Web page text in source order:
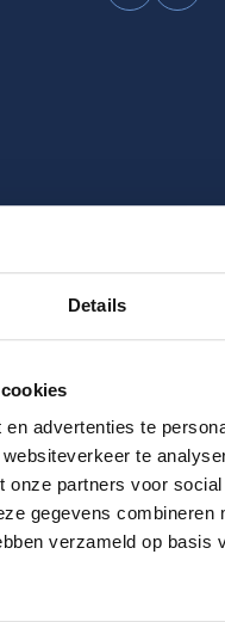
Details
advertenties te
te
partners voor
gegevens combineren
verzameld op basis